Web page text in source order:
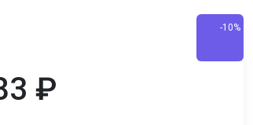
-10%
₽